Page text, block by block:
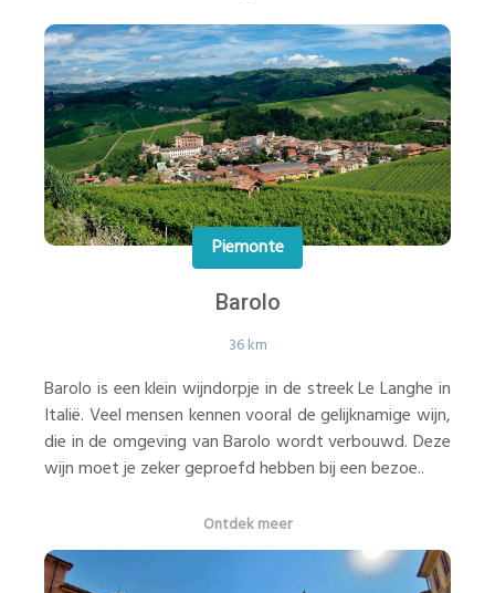
Piemonte
Barolo
36 km
Barolo is een klein wijndorpje in de streek Le Langhe in
Italië. Veel mensen kennen vooral de gelijknamige wijn,
die in de omgeving van Barolo wordt verbouwd. Deze
wijn moet je zeker geproefd hebben bij een bezoe..
Ontdek meer